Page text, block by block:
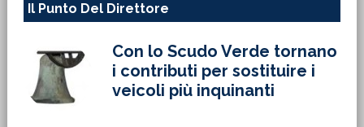
Il Punto Del Direttore
Con lo Scudo Verde tornano
i contributi per sostituire i
veicoli più inquinanti